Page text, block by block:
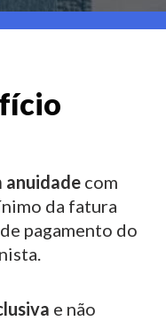
anuidade com
da fatura
pagamento do
e não